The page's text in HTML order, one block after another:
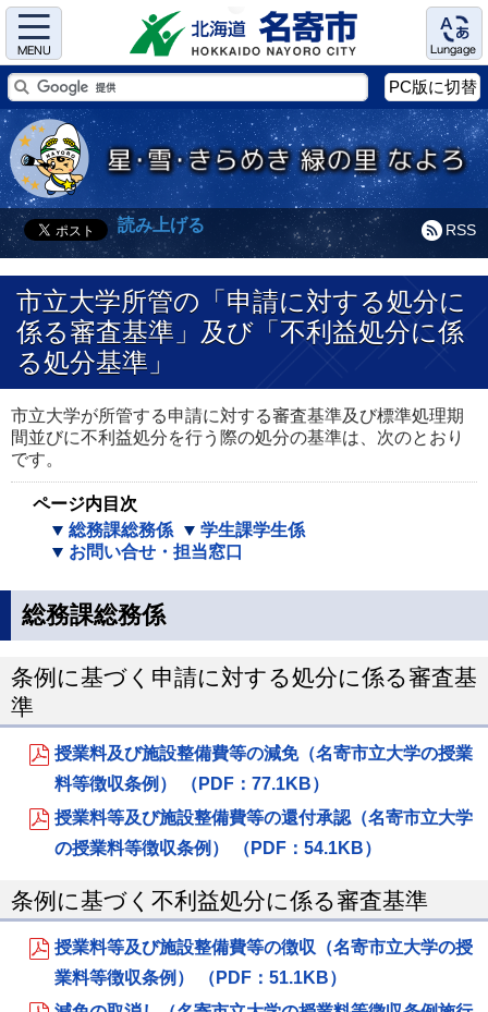
Menu Language
PC版に切替
RSS
読み上げる
市立大学所管の「申請に対する処分に
係る審査基準」及び「不利益処分に係
る処分基準」
市立大学が所管する申請に対する審査基準及び標準処理期
間並びに不利益処分を行う際の処分の基準は、次のとおり
です。
ページ内目次
総務課総務係
学生課学生係
お問い合せ・担当窓口
総務課総務係
条例に基づく申請に対する処分に係る審査基
準
授業料及び施設整備費等の減免（名寄市立大学の授業
料等徴収条例） （PDF：77.1KB）
授業料等及び施設整備費等の還付承認（名寄市立大学
の授業料等徴収条例） （PDF：54.1KB）
条例に基づく不利益処分に係る審査基準
授業料等及び施設整備費等の徴収（名寄市立大学の授
業料等徴収条例） （PDF：51.1KB）